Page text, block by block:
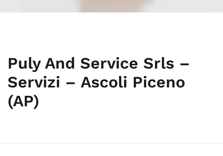
Puly And Service Srls –
Servizi – Ascoli Piceno
(AP)